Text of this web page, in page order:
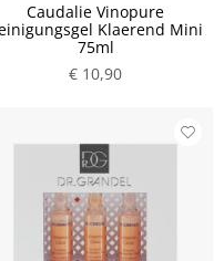
Caudalie Vinopure
Klaerend Mini
75ml
€ 10,90